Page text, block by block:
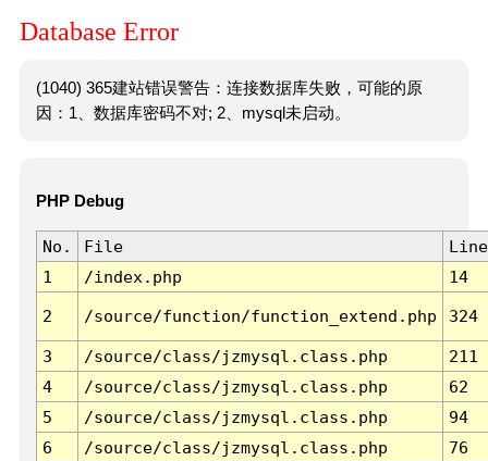
Database Error
(1040) 365建站错误警告：连接数据库失败，可能的原
因：1、数据库密码不对; 2、mysql未启动。
PHP Debug
No. File
Line
1
/index.php 14
2 /source/function/function_extend.php 324
3 /source/class/jzmysql.class.php
211
4
/source/class/jzmysql.class.php
62
5
/source/class/jzmysql.class.php
94
6
/source/class/jzmysql.class.php 76